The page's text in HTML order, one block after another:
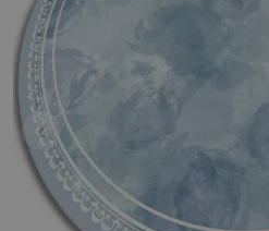
‹